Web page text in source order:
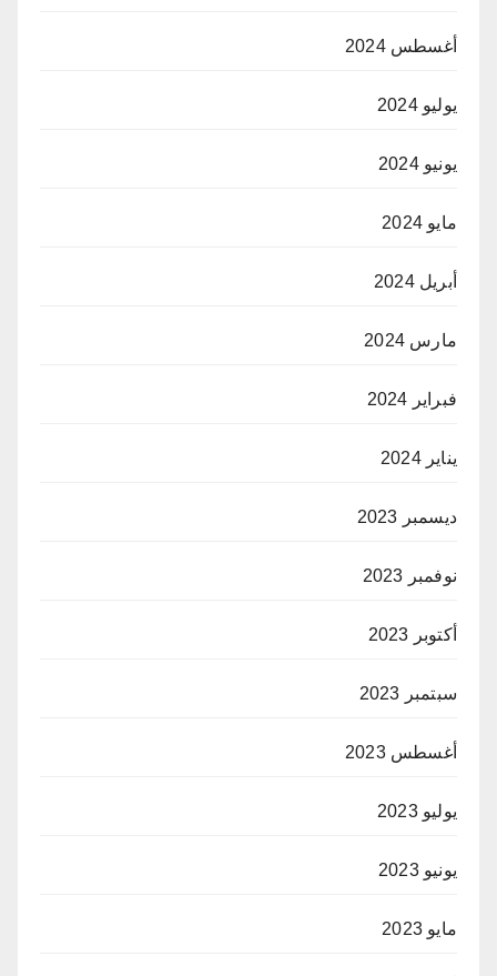
أغسطس 2024
يوليو 2024
يونيو 2024
مايو 2024
أبريل 2024
مارس 2024
فبراير 2024
يناير 2024
ديسمبر 2023
نوفمبر 2023
أكتوبر 2023
سبتمبر 2023
أغسطس 2023
يوليو 2023
يونيو 2023
مايو 2023